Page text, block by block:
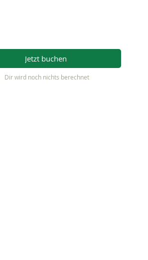
Jetzt buchen
Dir wird noch nichts berechnet